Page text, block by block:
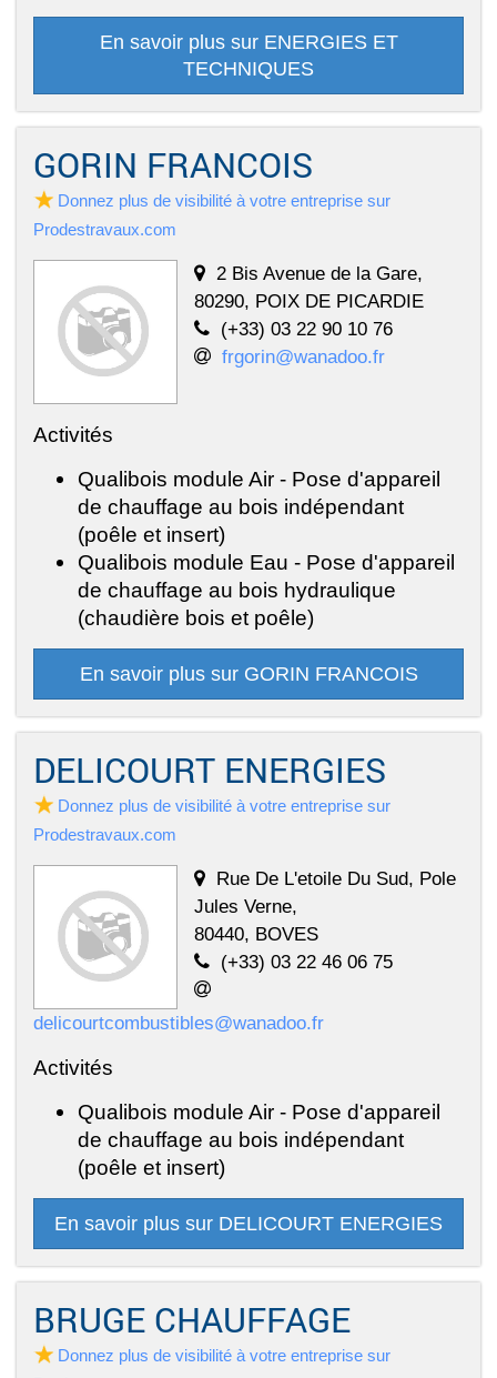
En savoir plus sur ENERGIES ET
TECHNIQUES
GORIN FRANCOIS
Donnez plus de visibilité à votre entreprise sur
Prodestravaux.com
2 Bis Avenue de la Gare,
80290, POIX DE PICARDIE
(+33) 03 22 90 10 76
frgorin@wanadoo.fr
Activités
Qualibois module Air - Pose d'appareil
de chauffage au bois indépendant
(poêle et insert)
Qualibois module Eau - Pose d'appareil
de chauffage au bois hydraulique
(chaudière bois et poêle)
En savoir plus sur GORIN FRANCOIS
DELICOURT ENERGIES
Donnez plus de visibilité à votre entreprise sur
Prodestravaux.com
Rue De L'etoile Du Sud, Pole
Jules Verne,
80440, BOVES
(+33) 03 22 46 06 75
delicourtcombustibles@wanadoo.fr
Activités
Qualibois module Air - Pose d'appareil
de chauffage au bois indépendant
(poêle et insert)
En savoir plus sur DELICOURT ENERGIES
BRUGE CHAUFFAGE
Donnez plus de visibilité à votre entreprise sur